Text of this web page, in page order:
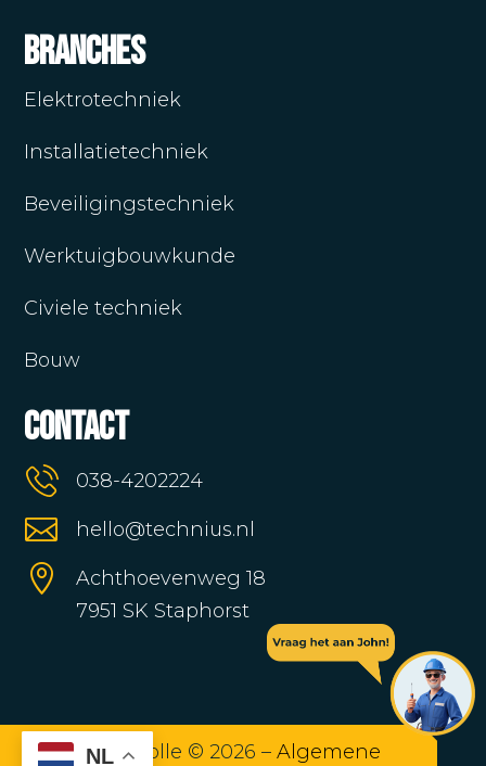
Branches
Elektrotechniek
Installatietechniek
Beveiligingstechniek
Werktuigbouwkunde
Civiele techniek
Bouw
Contact
038-4202224
 hello@technius.nl

Achthoevenweg 18
7951 SK Staphorst
Technius Zwolle © 2026 – Algemene
NL